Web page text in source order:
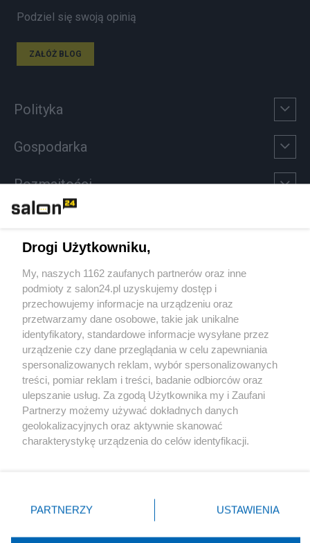
Podziel się swoją opinią
ZAŁÓŻ BLOG
Polityka
Gospodarka
Rozmaitości
Sport
Społeczeństwo
Kultura
X Facebook Instagram Youtube
Drogi Użytkowniku,
My, naszych 1162 zaufanych partnerów oraz inne
podmioty z salon24.pl uzyskujemy dostęp i
przechowujemy informacje na urządzeniu oraz
przetwarzamy dane osobowe, takie jak unikalne
identyfikatory, standardowe informacje wysyłane przez
urządzenie czy dane przeglądania w celu zapewniania
spersonalizowanych reklam, wybór spersonalizowanych
treści, pomiar reklam i treści, badanie odbiorców oraz
ulepszanie usług. Za zgodą Użytkownika my i Zaufani
Partnerzy możemy używać dokładnych danych
geolokalizacyjnych oraz aktywnie skanować
charakterystykę urządzenia do celów identyfikacji.
zmienić/wycofać klikając przycisk ustawień prywatności
znajdujący się w lewym dolnym rogu strony
rodzaje przetwarzania danych nie wymagają zgody
PARTNERZY USTAWIENIA